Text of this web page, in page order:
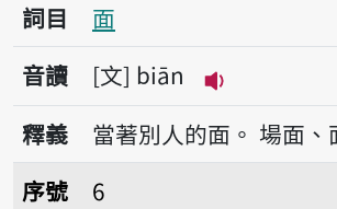
詞目
面
音讀
文 biān
播放音讀
釋義 當著別人的面。 場面、
序號6沕
序號
6